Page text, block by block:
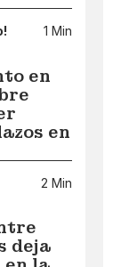
1 Min
en
en
2 Min
deja